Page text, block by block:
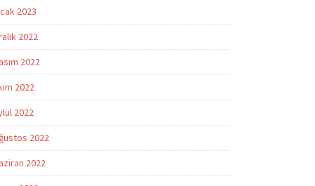
2023
2022
2022
2022
2022
2022
2022